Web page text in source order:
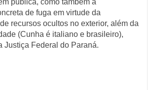
de fuga em virtude da
recursos ocultos no exterior, além da
(Cunha é italiano e brasileiro),
Justiça Federal do Paraná.